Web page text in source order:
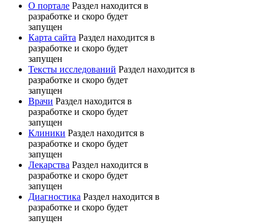
О портале Раздел находится в
разработке и скоро будет
запущен
Карта сайта Раздел находится в
разработке и скоро будет
запущен
Тексты исследований Раздел находится в
разработке и скоро будет
запущен
Врачи Раздел находится в
разработке и скоро будет
запущен
Клиники Раздел находится в
разработке и скоро будет
запущен
Лекарства Раздел находится в
разработке и скоро будет
запущен
Диагностика Раздел находится в
разработке и скоро будет
запущен